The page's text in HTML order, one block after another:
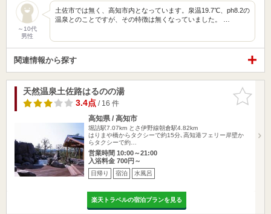
～10代
男性
土佐市では無く、高知市内となっています。泉温19.7℃、ph8.2の
温泉とのことですが、その特徴は無くなっていました。 …
関連情報から探す
お気に入
りに追加
天然温泉土佐路はるのの湯
3.4点/ 16 件
高知県 / 高知市
堀詰駅7.07km とさ伊野線朝倉駅4.82km
はりまや橋からタクシーで約15分､高知港フェリー岸壁か
らタクシーで約…
営業時間 10:00～21:00
入浴料金 700円～
日帰り 宿泊 水風呂
楽天トラベルの宿泊プランを見る